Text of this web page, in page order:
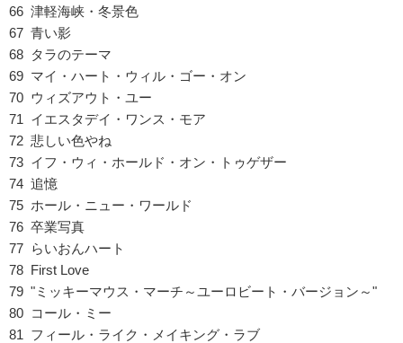
66 津軽海峡・冬景色
67 青い影
68 タラのテーマ
69 マイ・ハート・ウィル・ゴー・オン
70 ウィズアウト・ユー
71 イエスタデイ・ワンス・モア
72 悲しい色やね
73 イフ・ウィ・ホールド・オン・トゥゲザー
74 追憶
75 ホール・ニュー・ワールド
76 卒業写真
77 らいおんハート
78 First Love
79 "ミッキーマウス・マーチ～ユーロビート・バージョン～"
80 コール・ミー
81 フィール・ライク・メイキング・ラブ